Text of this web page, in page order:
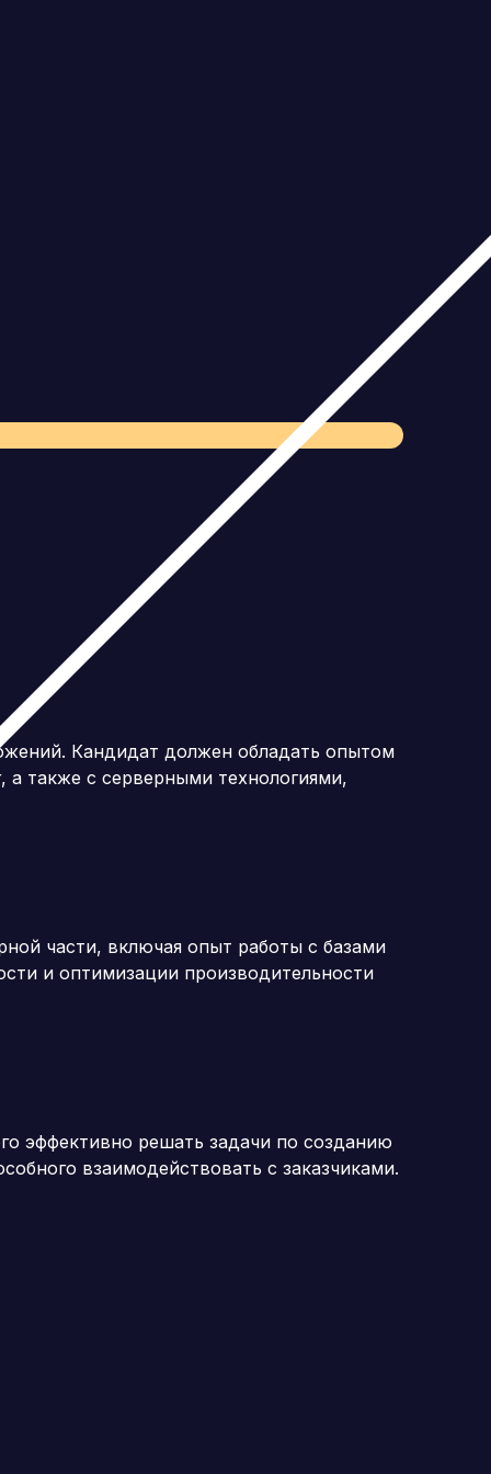
Кандидат должен обладать опытом
а также с серверными технологиями,
части, включая опыт работы с базами
и оптимизации производительности
эффективно решать задачи по созданию
взаимодействовать с заказчиками.